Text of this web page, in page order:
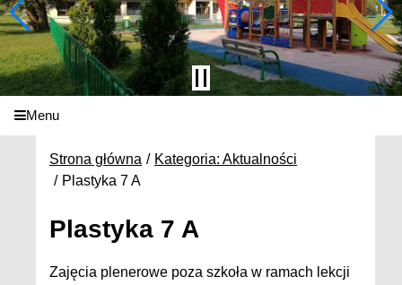
Menu
Strona główna
Kategoria: Aktualności
Plastyka 7 A
Plastyka 7 A
Zajęcia plenerowe poza szkoła w ramach lekcji